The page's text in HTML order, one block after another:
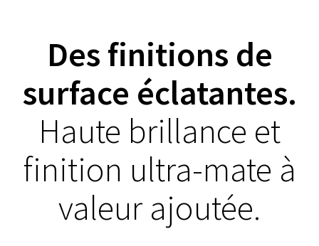
Des finitions de
surface éclatantes.
Haute brillance et
finition ultra-mate à
valeur ajoutée.